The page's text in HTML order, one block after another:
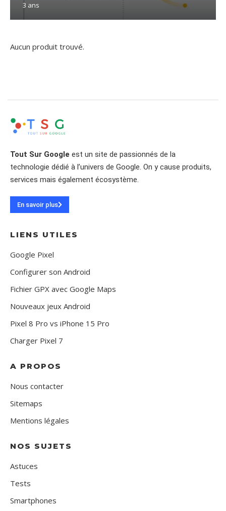
3 ans
Aucun produit trouvé.
Tout Sur Google est un site de passionnés de la
technologie dédié à l’univers de Google. On y cause produits,
services mais également écosystème.
En savoir plus
LIENS UTILES
Google Pixel
Configurer son Android
Fichier GPX avec Google Maps
Nouveaux jeux Android
Pixel 8 Pro vs iPhone 15 Pro
Charger Pixel 7
A PROPOS
Nous contacter
Sitemaps
Mentions légales
NOS SUJETS
Astuces
Tests
Smartphones